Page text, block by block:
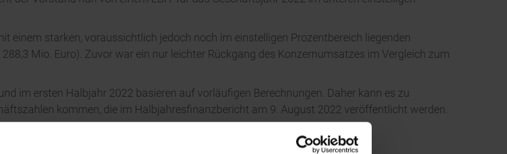
einem starken, voraussichtlich jedoch noch im einstelligen Prozentbereich liegenden
Mio. Euro). Zuvor war ein nur leichter Rückgang des Konzernumsatzes im Vergleich zum
im ersten Halbjahr 2022 basieren auf vorläufigen Berechnungen. Daher kann es zu
kommen, die im Halbjahresfinanzbericht am 9. August 2022 veröffentlicht werden.